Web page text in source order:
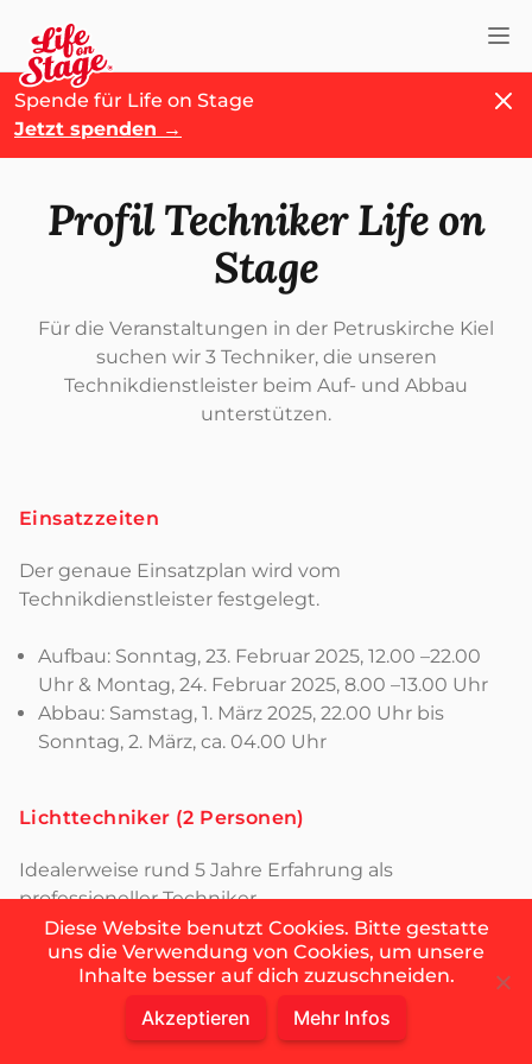
Spende für Life on Stage
Jetzt spenden →
Profil Techniker Life on
Stage
Für die Veranstaltungen in der Petruskirche Kiel
suchen wir 3 Techniker, die unseren
Technikdienstleister beim Auf- und Abbau
unterstützen.
Einsatzzeiten
Der genaue Einsatzplan wird vom
Technikdienstleister festgelegt.
Aufbau: Sonntag, 23. Februar 2025, 12.00 –22.00
Uhr & Montag, 24. Februar 2025, 8.00 –13.00 Uhr
Abbau: Samstag, 1. März 2025, 22.00 Uhr bis
Sonntag, 2. März, ca. 04.00 Uhr
Lichttechniker (2 Personen)
Idealerweise rund 5 Jahre Erfahrung als
professioneller Techniker
Persönliche Schutzausrüstung:
Sicherheitsschuhe mindestens S1,
Sicherheitshelm
Persönliche Tools: Mindestens ein eigenes
Diese Website benutzt Cookies. Bitte gestatte
uns die Verwendung von Cookies, um unsere
Inhalte besser auf dich zuzuschneiden.
Akzeptieren Mehr Infos